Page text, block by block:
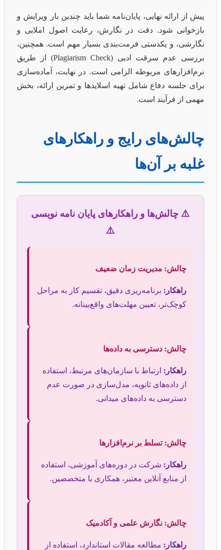
پیش از ارائه نهایی، پایان‌نامه شما باید چندین بار ویرایش و
بازخوانی شود. دقت در نگارش، رعایت اصول املایی و
نگارشی، و یکدستی فرمت‌بندی بسیار مهم است. همچنین،
بررسی عدم سرقت ادبی (Plagiarism Check) از طریق
نرم‌افزارهای مربوطه الزامی است. در نهایت، آماده‌سازی
برای جلسه دفاع شامل تهیه اسلایدها و تمرین ارائه، بخش
مهمی از فرآیند است.
چالش‌های رایج و راهکارهای
غلبه بر آن‌ها
⚠️ چالش‌ها و راهکارهای پایان نامه نویسی
⚠️
چالش: مدیریت زمان ضعیف
راهکار: برنامه‌ریزی دقیق، تقسیم کار به مراحل
کوچک‌تر، تعیین مهلت‌های واقع‌بینانه.
چالش: دسترسی به داده‌ها
راهکار: ارتباط با سازمان‌های مرتبط، استفاده
از داده‌های ثانویه، مدل‌سازی در صورت عدم
دسترسی به داده‌های میدانی.
چالش: تسلط بر نرم‌افزارها
راهکار: شرکت در دوره‌های آموزشی، استفاده
از منابع آنلاین معتبر، همکاری با متخصصین.
چالش: نگارش علمی و آکادمیک
راهکار: مطالعه مقالات استاندارد، استفاده از